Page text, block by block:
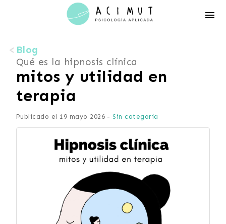
Acimut
Psicología
Blog
Qué es la hipnosis clínica
mitos y utilidad en
terapia
Publicado el 19 mayo 2026 - Sin categoría